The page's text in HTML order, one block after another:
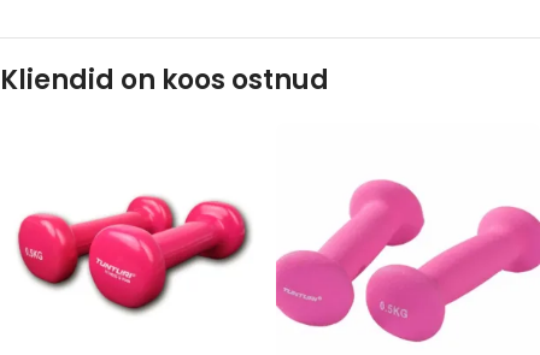
Kliendid on koos ostnud